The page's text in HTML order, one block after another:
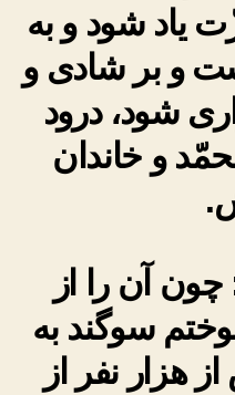
یاد شود و به
و بر شادی و
شود، درود
و خاندان
آن را از
سوگند به
هزار نفر از